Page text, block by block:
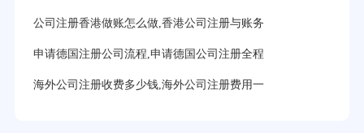
公司注册香港做账怎么做,香港公司注册与账务
申请德国注册公司流程,申请德国公司注册全程
海外公司注册收费多少钱,海外公司注册费用一